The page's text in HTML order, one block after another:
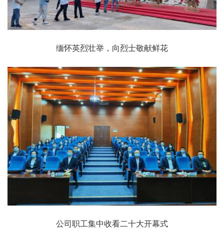
缅怀英烈壮举，向烈士敬献鲜花
公司职工集中收看二十大开幕式